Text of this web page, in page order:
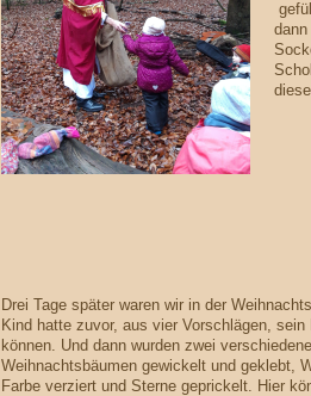
Drei Tage später waren wir in der
Kind hatte zuvor, aus vier Vorschlägen,
können. Und dann wurden zwei
Weihnachtsbäumen gewickelt und geklebt,
Farbe verziert und Sterne geprickelt. Hier